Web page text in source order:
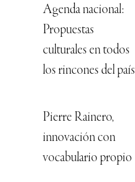
Agenda nacional:
Propuestas
culturales en todos
los rincones del país
Pierre Rainero,
innovación con
vocabulario propio